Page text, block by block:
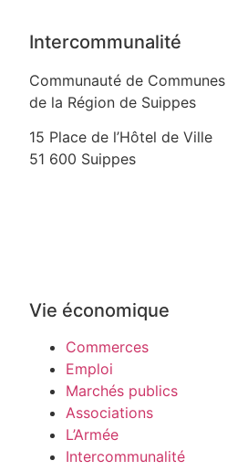
Intercommunalité
Communauté de Communes
de la Région de Suippes
15 Place de l’Hôtel de Ville
51 600 Suippes
Vie économique
Commerces
Emploi
Marchés publics
Associations
L’Armée
Intercommunalité